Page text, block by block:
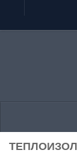
Перейти